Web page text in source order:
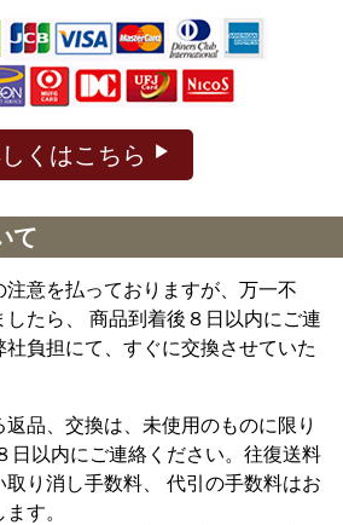
くはこちら
て
意を払っておりますが、万一不
したら、 商品到着後８日以内にご連
負担にて、すぐに交換させていた
品、交換は、未使用のものに限り
日以内にご連絡ください。往復送料
り消し手数料、 代引の手数料はお
す。